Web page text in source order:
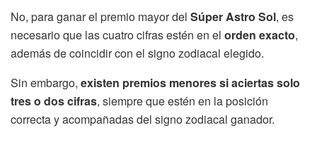
No, para ganar el premio mayor del Súper Astro Sol, es
necesario que las cuatro cifras estén en el orden exacto,
además de coincidir con el signo zodiacal elegido.
Sin embargo, existen premios menores si aciertas solo
tres o dos cifras, siempre que estén en la posición
correcta y acompañadas del signo zodiacal ganador.